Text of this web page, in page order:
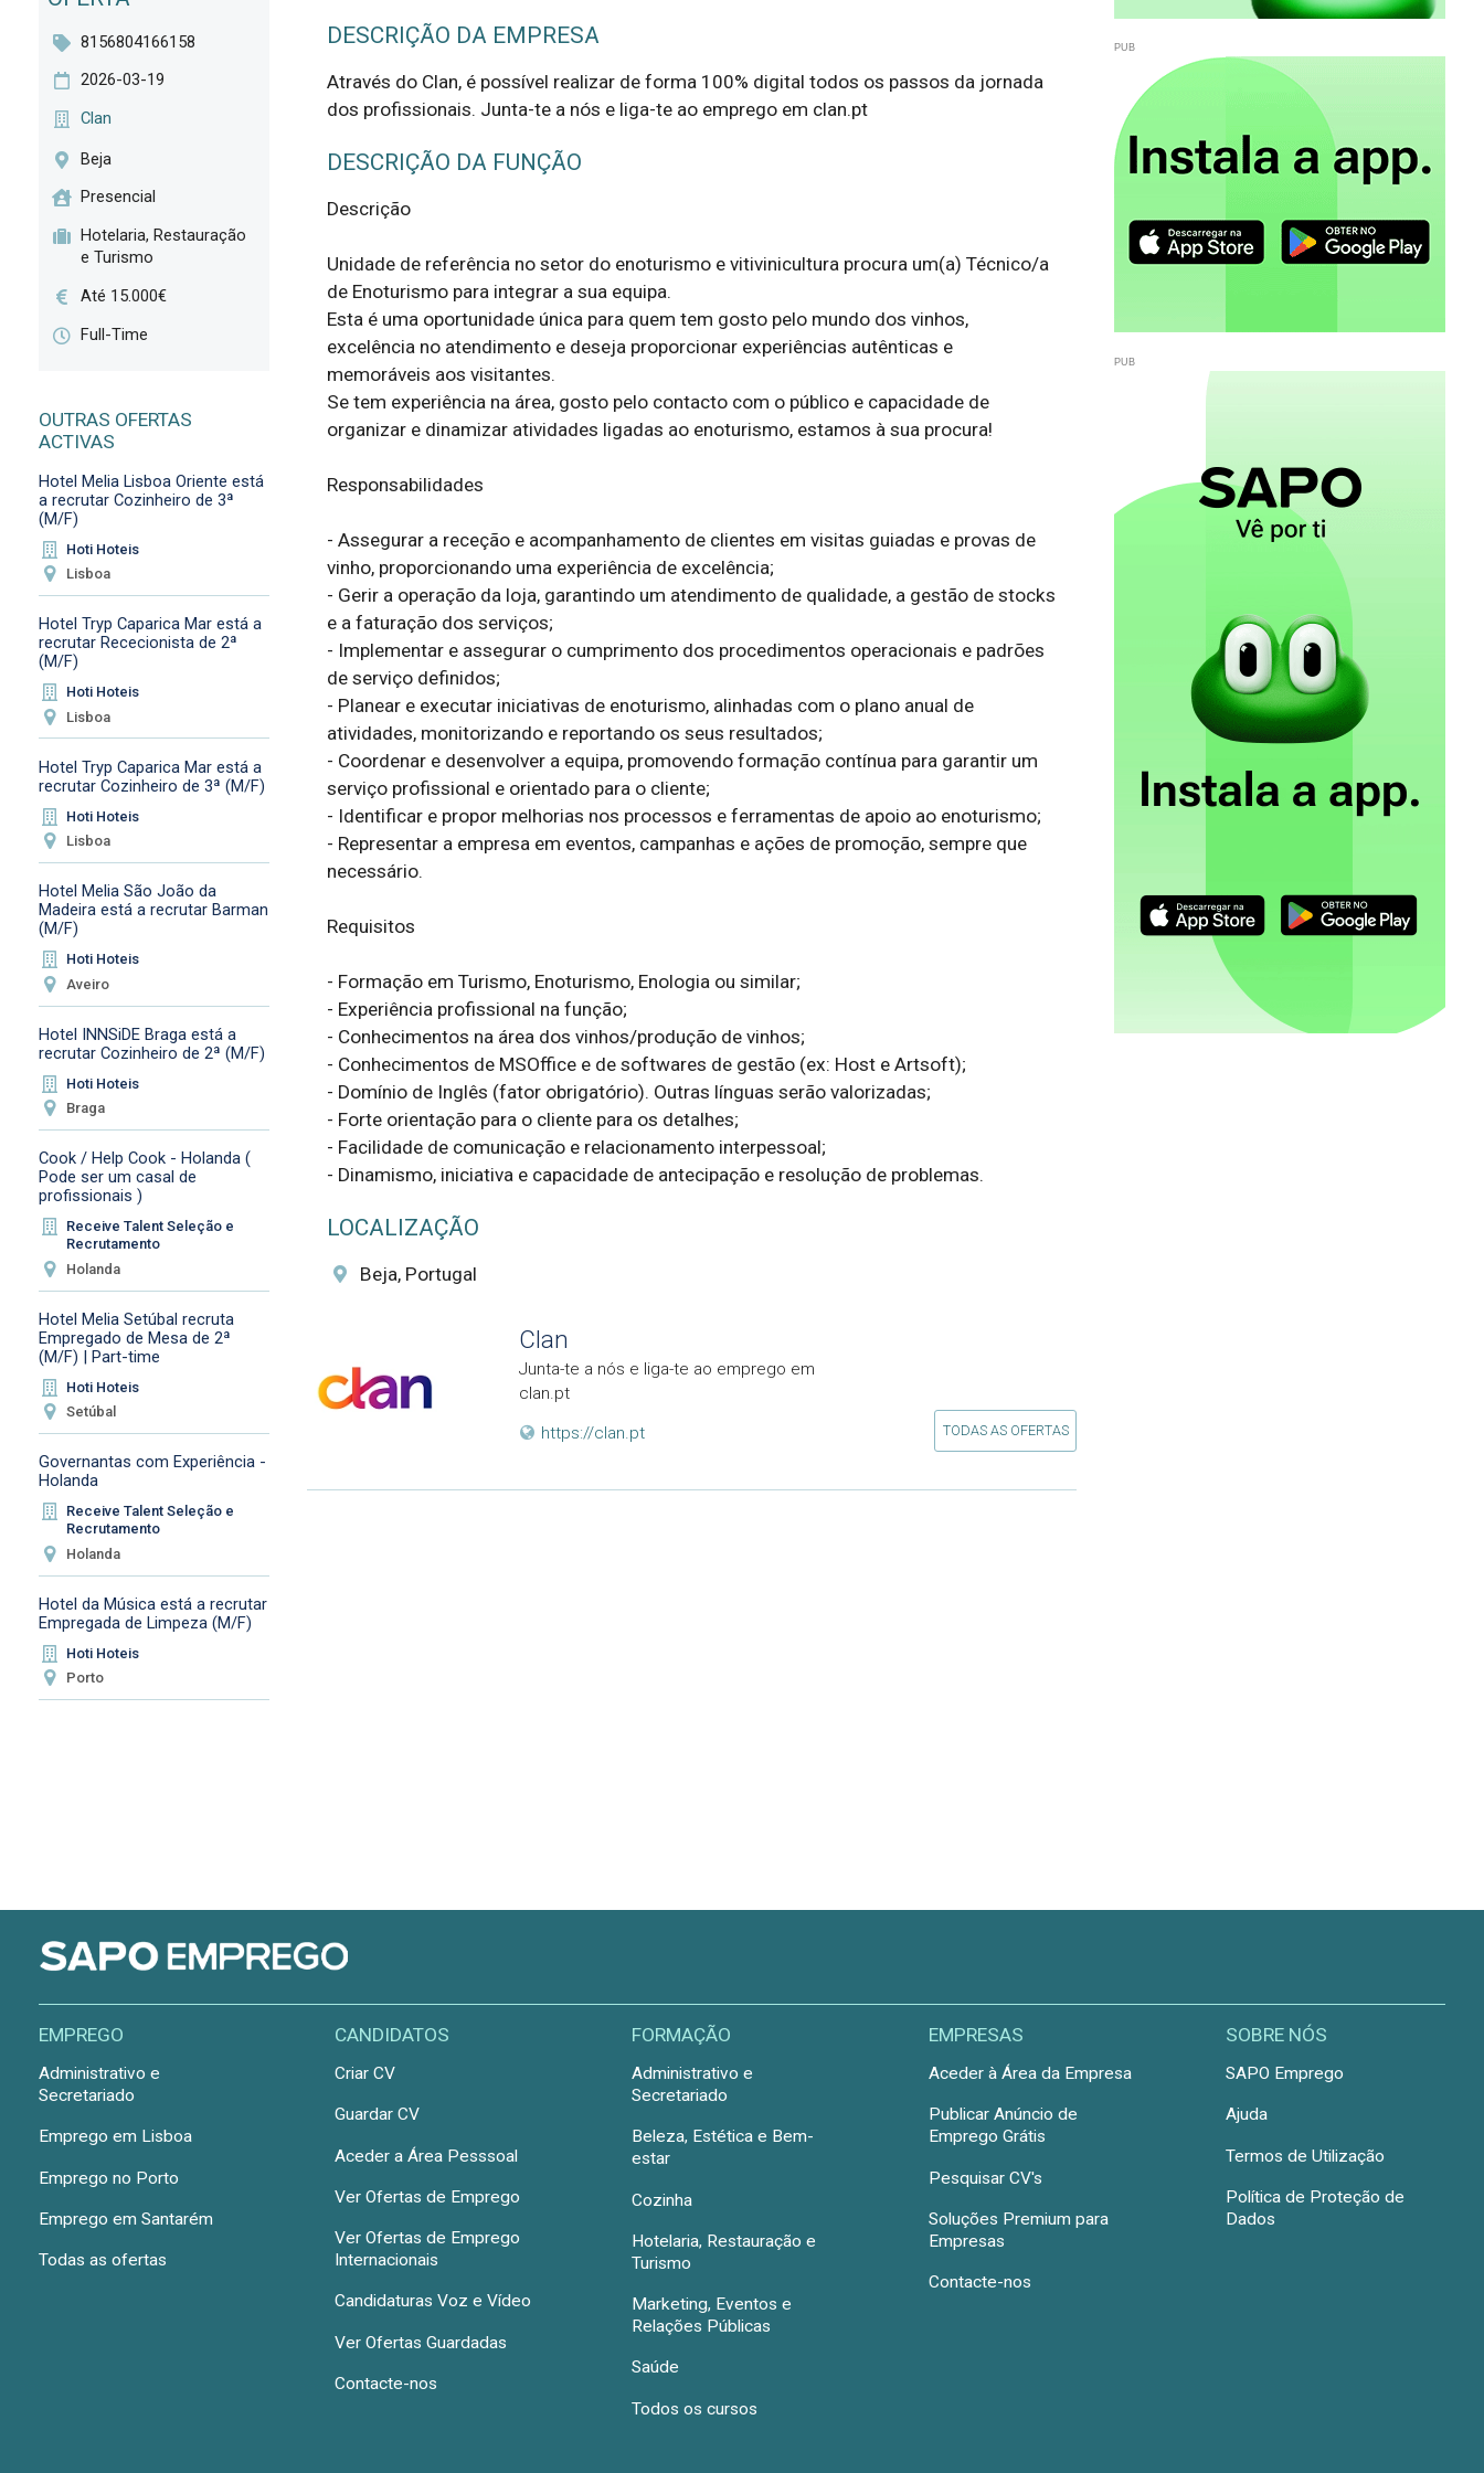
8156804166158
2026-03-19
Clan
Beja
Presencial
Hotelaria, Restauração
e Turismo
Até 15.000€
Full-Time
OUTRAS OFERTAS
ACTIVAS
Hotel Melia Lisboa Oriente está
a recrutar Cozinheiro de 3ª
(M/F)
Hoti Hoteis
Lisboa
Hotel Tryp Caparica Mar está a
recrutar Rececionista de 2ª
(M/F)
Hoti Hoteis
Lisboa
Hotel Tryp Caparica Mar está a
recrutar Cozinheiro de 3ª (M/F)
Hoti Hoteis
Lisboa
Hotel Melia São João da
Madeira está a recrutar Barman
(M/F)
Hoti Hoteis
Aveiro
Hotel INNSiDE Braga está a
recrutar Cozinheiro de 2ª (M/F)
Hoti Hoteis
Braga
Cook / Help Cook - Holanda (
Pode ser um casal de
profissionais )
Receive Talent Seleção e
Recrutamento
Holanda
Hotel Melia Setúbal recruta
Empregado de Mesa de 2ª
(M/F) | Part-time
Hoti Hoteis
Setúbal
Governantas com Experiência -
Holanda
Receive Talent Seleção e
Recrutamento
Holanda
Hotel da Música está a recrutar
Empregada de Limpeza (M/F)
Hoti Hoteis
Porto
DESCRIÇÃO DA EMPRESA
Através do Clan, é possível realizar de forma 100% digital todos os passos da jornada
dos profissionais. Junta-te a nós e liga-te ao emprego em clan.pt
DESCRIÇÃO DA FUNÇÃO
Descrição
Unidade de referência no setor do enoturismo e vitivinicultura procura um(a) Técnico/a
de Enoturismo para integrar a sua equipa.
Esta é uma oportunidade única para quem tem gosto pelo mundo dos vinhos,
excelência no atendimento e deseja proporcionar experiências autênticas e
memoráveis aos visitantes.
Se tem experiência na área, gosto pelo contacto com o público e capacidade de
organizar e dinamizar atividades ligadas ao enoturismo, estamos à sua procura!
Responsabilidades
- Assegurar a receção e acompanhamento de clientes em visitas guiadas e provas de
vinho, proporcionando uma experiência de excelência;
- Gerir a operação da loja, garantindo um atendimento de qualidade, a gestão de stocks
e a faturação dos serviços;
- Implementar e assegurar o cumprimento dos procedimentos operacionais e padrões
de serviço definidos;
- Planear e executar iniciativas de enoturismo, alinhadas com o plano anual de
atividades, monitorizando e reportando os seus resultados;
- Coordenar e desenvolver a equipa, promovendo formação contínua para garantir um
serviço profissional e orientado para o cliente;
- Identificar e propor melhorias nos processos e ferramentas de apoio ao enoturismo;
- Representar a empresa em eventos, campanhas e ações de promoção, sempre que
necessário.
Requisitos
- Formação em Turismo, Enoturismo, Enologia ou similar;
- Experiência profissional na função;
- Conhecimentos na área dos vinhos/produção de vinhos;
- Conhecimentos de MSOffice e de softwares de gestão (ex: Host e Artsoft);
- Domínio de Inglês (fator obrigatório). Outras línguas serão valorizadas;
- Forte orientação para o cliente para os detalhes;
- Facilidade de comunicação e relacionamento interpessoal;
- Dinamismo, iniciativa e capacidade de antecipação e resolução de problemas.
LOCALIZAÇÃO
Beja, Portugal
Clan
Junta-te a nós e liga-te ao emprego em
clan.pt
https://clan.pt
TODAS AS OFERTAS
EMPREGO
Administrativo e
Secretariado
Emprego em Lisboa
Emprego no Porto
Emprego em Santarém
Todas as ofertas
CANDIDATOS
Criar CV
Guardar CV
Aceder a Área Pesssoal
Ver Ofertas de Emprego
Ver Ofertas de Emprego
Internacionais
Candidaturas Voz e Vídeo
Ver Ofertas Guardadas
Contacte-nos
FORMAÇÃO
Administrativo e
Secretariado
Beleza, Estética e Bem-
estar
Cozinha
Hotelaria, Restauração e
Turismo
Marketing, Eventos e
Relações Públicas
Saúde
Todos os cursos
EMPRESAS
Aceder à Área da Empresa
Publicar Anúncio de
Emprego Grátis
Pesquisar CV's
Soluções Premium para
Empresas
Contacte-nos
SOBRE NÓS
SAPO Emprego
Ajuda
Termos de Utilização
Política de Proteção de
Dados